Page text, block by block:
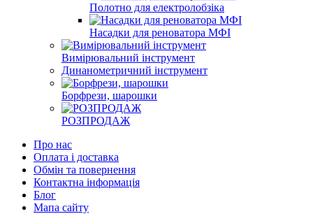
Полотно для електролобзіка
Насадки для реноватора МФІ
Вимірювальний інструмент
Динанометричний інструмент
Борфрези, шарошки
РОЗПРОДАЖ
Про нас
Оплата і доставка
Обмін та повернення
Контактна інформація
Блог
Мапа сайту